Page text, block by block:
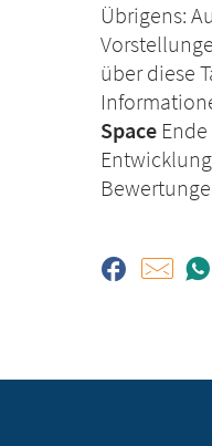
Übrigens:
über diese
Space